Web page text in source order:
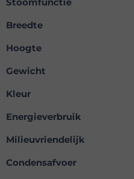
Breedte
Hoogte
Gewicht
Kleur
Energieverbruik
Milieuvriendelijk
Condensafvoer